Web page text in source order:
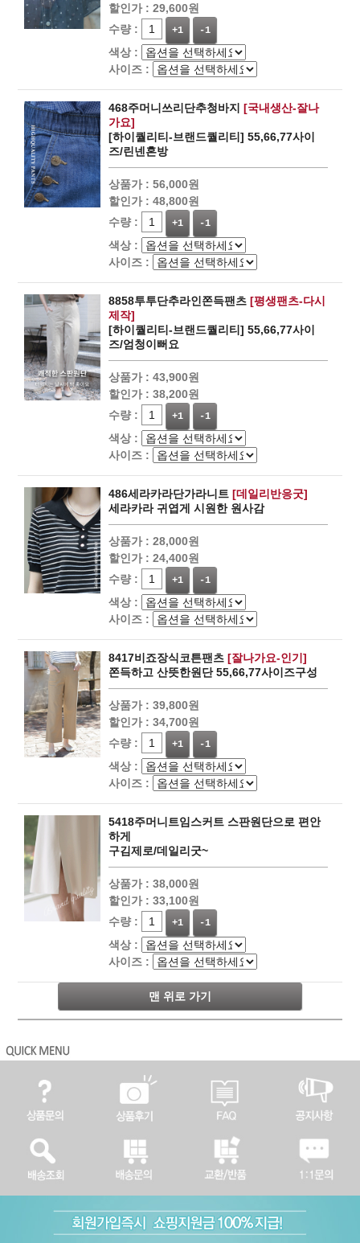
할인가 : 29,600원
수량 :
+1 -1
색상 :
사이즈 :
468주머니쓰리단추청바지 [국내생산-잘나
가요]
[하이퀄리티-브랜드퀄리티] 55,66,77사이
즈/린넨혼방
상품가 : 56,000원
할인가 : 48,800원
수량 :
+1 -1
색상 :
사이즈 :
8858투투단추라인쫀득팬츠 [평생팬츠-다시
제작]
[하이퀄리티-브랜드퀄리티] 55,66,77사이
즈/엄청이뻐요
상품가 : 43,900원
할인가 : 38,200원
수량 :
+1 -1
색상 :
사이즈 :
486세라카라단가라니트 [데일리반응굿]
세라카라 귀엽게 시원한 원사감
상품가 : 28,000원
할인가 : 24,400원
수량 :
+1 -1
색상 :
사이즈 :
8417비죠장식코튼팬츠 [잘나가요-인기]
쫀득하고 산뜻한원단 55,66,77사이즈구성
상품가 : 39,800원
할인가 : 34,700원
수량 :
+1 -1
색상 :
사이즈 :
5418주머니트임스커트 스판원단으로 편안
하게
구김제로/데일리굿~
상품가 : 38,000원
할인가 : 33,100원
수량 :
+1 -1
색상 :
사이즈 :
맨 위로 가기